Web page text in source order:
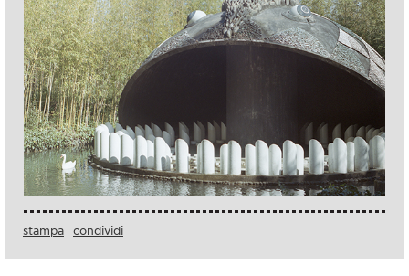
stampa condividi